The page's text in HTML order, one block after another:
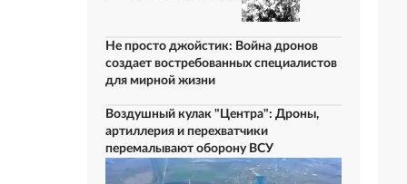
Не просто джойстик: Война дронов
создает востребованных специалистов
для мирной жизни
Воздушный кулак "Центра": Дроны,
артиллерия и перехватчики
перемалывают оборону ВСУ